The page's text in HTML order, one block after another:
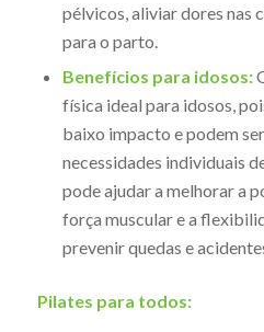
pélvicos, aliviar dores nas
para o parto.
Benefícios para idosos:
física ideal para idosos,
baixo impacto e podem
necessidades individuais
pode ajudar a melhorar a
força muscular e a
prevenir quedas e
Pilates para todos: